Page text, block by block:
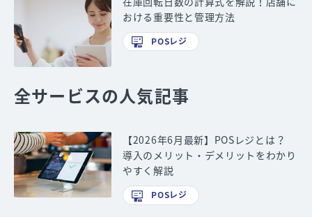
おける重要性と管理方法
POSレジ
全サービスの人気記事
【2026年6月最新】POSレジとは？
導入のメリット・デメリットをわかり
やすく解説
POSレジ